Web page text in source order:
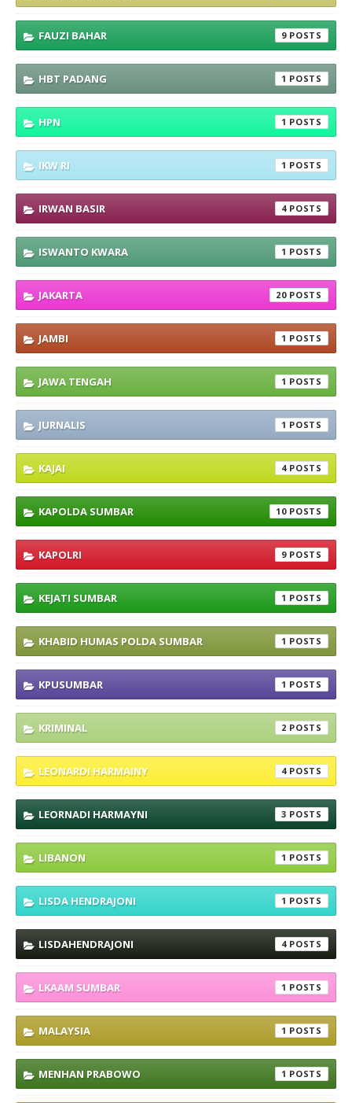
FAUZI BAHAR 9
HBT PADANG 1
HPN 1
IKW RI 1
IRWAN BASIR 4
ISWANTO KWARA 1
JAKARTA 20
JAMBI 1
JAWA TENGAH 1
JURNALIS 1
KAJAI 4
KAPOLDA SUMBAR 10
KAPOLRI 9
KEJATI SUMBAR 1
KHABID HUMAS POLDA SUMBAR 1
KPUSUMBAR 1
KRIMINAL 2
LEONARDI HARMAINY 4
LEORNADI HARMAYNI 3
LIBANON 1
LISDA HENDRAJONI 1
LISDAHENDRAJONI 4
LKAAM SUMBAR 1
MALAYSIA 1
MENHAN PRABOWO 1